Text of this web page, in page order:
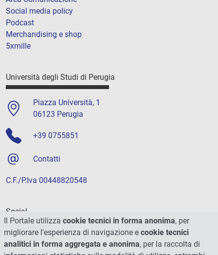
Social media policy
Podcast
Merchandising e shop
5xmille
Università degli Studi di Perugia
Piazza Università, 1
06123 Perugia
+39 0755851
Contatti
C.F./P.Iva 00448820548
Social
Il Portale utilizza cookie tecnici in forma anonima, per
migliorare l'esperienza di navigazione e cookie tecnici
analitici in forma aggregata e anonima, per la raccolta di